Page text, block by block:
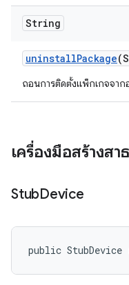
String
uninstallPackage
ถอนการติดตั้งแพ็กเกจจา
เครื่องมือสร้างสา
StubDevice
public